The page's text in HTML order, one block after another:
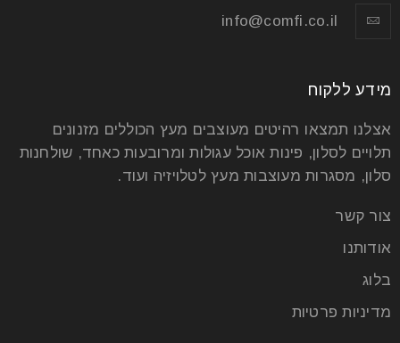
info@comfi.co.il
מידע ללקוח
אצלנו תמצאו רהיטים מעוצבים מעץ הכוללים מזנונים
תלויים לסלון, פינות אוכל עגולות ומרובעות כאחד, שולחנות
סלון, מסגרות מעוצבות מעץ לטלויזיה ועוד.
צור קשר
אודותנו
בלוג
מדיניות פרטיות